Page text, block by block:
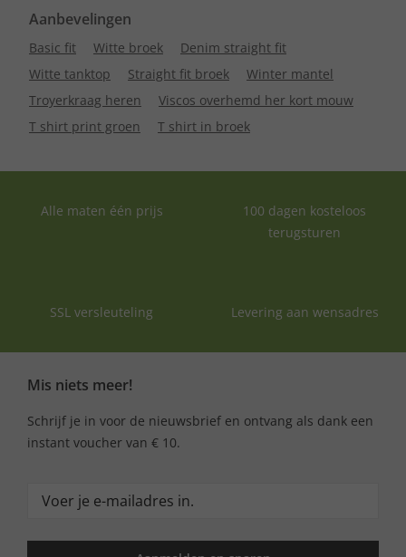
Aanbevelingen
Basic fit Witte broek
Denim straight fit
Witte tanktop
Straight fit broek
Winter mantel
Troyerkraag heren
Viscos overhemd her kort mouw
T shirt print groen
T shirt in broek
Alle maten één prijs
100 dagen kosteloos
terugsturen
SSL versleuteling Levering aan wensadres
Mis niets meer!
Schrijf je in voor de nieuwsbrief en ontvang als dank een
instant voucher van € 10.